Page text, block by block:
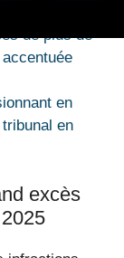
de plus de
en
en
excès